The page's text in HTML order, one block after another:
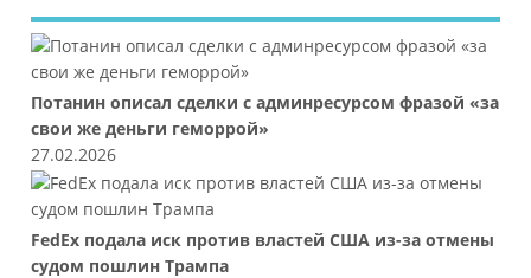
Потанин описал сделки с админресурсом фразой «за
свои же деньги геморрой»
27.02.2026
FedEx подала иск против властей США из-за отмены
судом пошлин Трампа